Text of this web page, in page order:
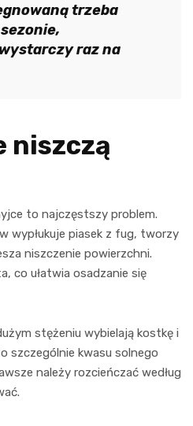
trzeba
raz na
niszczą
to najczęstszy problem.
wypłukuje piasek z fug, tworzy
niszczenie powierzchni.
co ułatwia osadzanie się
stężeniu wybielają kostkę i
szczególnie kwasu solnego
należy rozcieńczać według